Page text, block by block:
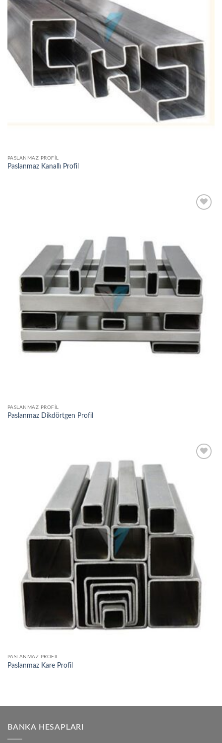
PASLANMAZ PROFIL
Paslanmaz Kanallı Profil
PASLANMAZ PROFIL
Paslanmaz Dikdörtgen Profil
PASLANMAZ PROFIL
Paslanmaz Kare Profil
BANKA HESAPLARI